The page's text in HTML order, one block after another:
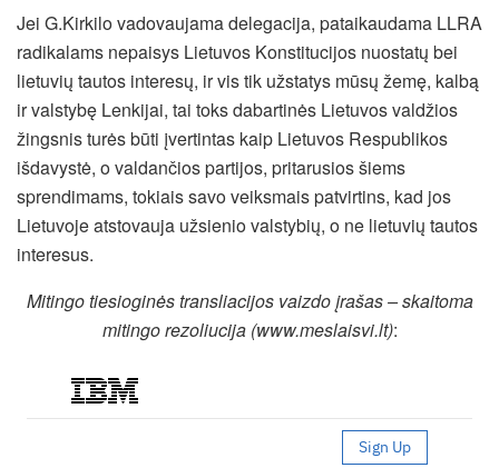
Jei G.Kirkilo vadovaujama delegacija, pataikaudama LLRA
radikalams nepaisys Lietuvos Konstitucijos nuostatų bei
lietuvių tautos interesų, ir vis tik užstatys mūsų žemę, kalbą
ir valstybę Lenkijai, tai toks dabartinės Lietuvos valdžios
žingsnis turės būti įvertintas kaip Lietuvos Respublikos
išdavystė, o valdančios partijos, pritarusios šiems
sprendimams, tokiais savo veiksmais patvirtins, kad jos
Lietuvoje atstovauja užsienio valstybių, o ne lietuvių tautos
interesus.
Mitingo tiesioginės transliacijos vaizdo įrašas – skaitoma
mitingo rezoliucija (www.meslaisvi.lt):